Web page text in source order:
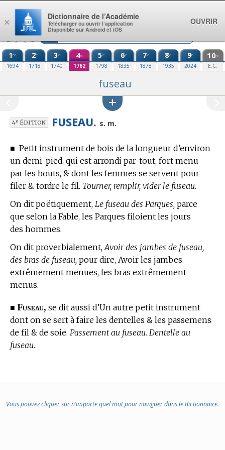
Aller au contenu
1re
1694
2e
1718
3e
1740
4e
1762
5e
1798
6e
1835
7e
1878
8e
1935
9e
2024
10e
E.C.
fuseau
4eÉDITION FUSEAU. s. m.
■ Petit instrument de bois de la longueur d’environ
un demi-pied, qui est arrondi par-tout, fort menu
par les bouts, & dont les femmes se servent pour
filer & tordre le fil. Tourner, remplir, vider le fuseau.
On dit poëtiquement, Le fuseau des Parques, parce
que selon la Fable, les Parques filoient les jours
des hommes.
On dit proverbialement, Avoir des jambes de fuseau,
des bras de fuseau, pour dire, Avoir les jambes
extrêmement menues, les bras extrêmement
menus.
■ Fuseau, se dit aussi d’Un autre petit instrument
dont on se sert à faire les dentelles & les passemens
de fil & de soie. Passement au fuseau. Dentelle au
fuseau.
Vous pouvez cliquer sur n’importe quel mot pour naviguer dans le dictionnaire.
×
Dictionnaire de l’Académie
Télécharger ou ouvrir l’application
Disponible sur Android et iOS
OUVRIR